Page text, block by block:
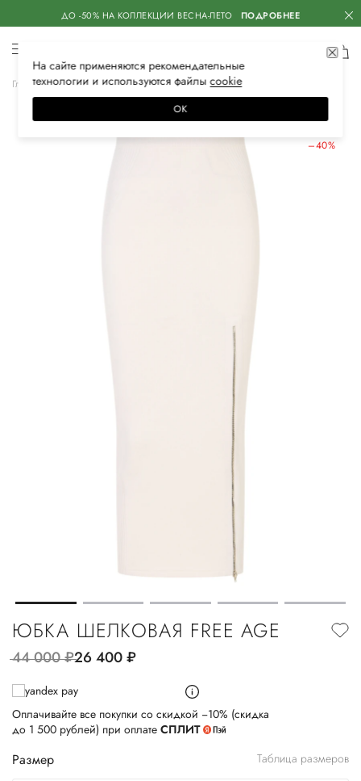
ДО -50% НА КОЛЛЕКЦИИ ВЕСНА-ЛЕТО ПОДРОБНЕЕ
Главная Женская Одежда Юбки Миди
–40%
ЮБКА ШЕЛКОВАЯ FREE AGE
44 000руб.26 400руб.
Оплачивайте все покупки со скидкой −10% (скидка
до 1 500 рублей) при оплате СПЛИТ
Размер Таблица размеров
На сайте применяются рекомендательные
технологии и используются файлысооkiе
ОК